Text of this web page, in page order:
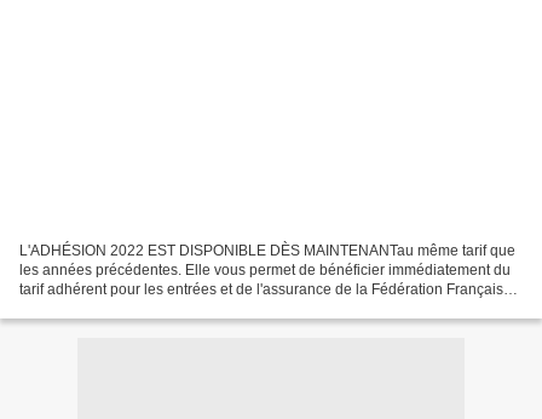
L'ADHÉSION 2022 EST DISPONIBLE DÈS MAINTENANTau même tarif que
les années précédentes. Elle vous permet de bénéficier immédiatement du
tarif adhérent pour les entrées et de l'assurance de la Fédération Française